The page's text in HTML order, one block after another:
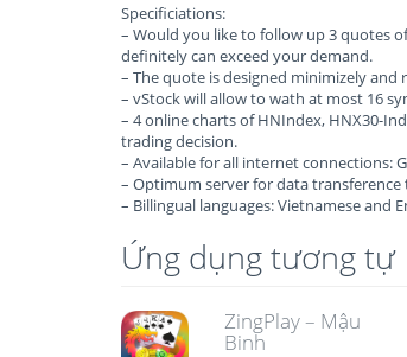
Specificiations:
– Would you like to follow up 3 quotes
definitely can exceed your demand.
– The quote is designed minimizely
– vStock will allow to wath at most 16
– 4 online charts of HNIndex, HNX30-
trading decision.
– Available for all internet connections:
– Optimum server for data
– Billingual languages: Vietnamese and
Ứng dụng tương tự
ZingPlay – Mậu
Binh